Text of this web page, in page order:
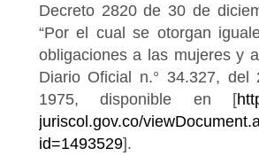
Decreto 2820 de 30 de
“Por el cual se otorgan
obligaciones a las mujeres y
Diario Oficial n.° 34.327,
1975, disponible en [
juriscol.gov.co/
id=1493529].